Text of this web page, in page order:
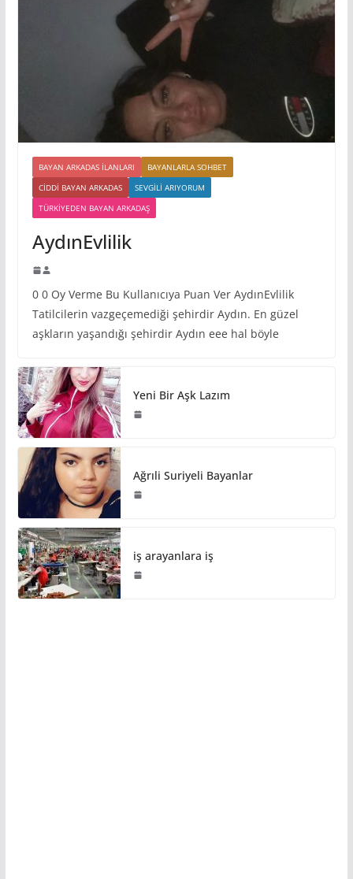
BAYAN ARKADAS ILANLARI
BAYANLARLA SOHBET
CIDDI BAYAN ARKADAS
SEVGILI ARIYORUM
TÜRKIYEDEN BAYAN ARKADAŞ
AydınEvlilik
0 0 Oy Verme Bu Kullanıcıya Puan Ver AydınEvlilik
Tatilcilerin vazgeçemediği şehirdir Aydın. En güzel
aşkların yaşandığı şehirdir Aydın eee hal böyle
Yeni Bir Aşk Lazım
Ağrıli Suriyeli Bayanlar
iş arayanlara iş